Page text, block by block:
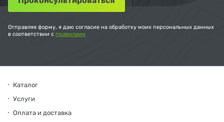
Отправляя форму, я даю согласие на обработку моих персональных данных
в соответствии с правилами
Каталог
Услуги
Оплата и доставка